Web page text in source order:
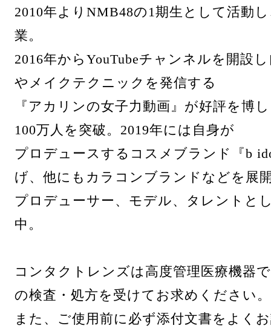
2010年よりNMB48の1期生として活動
業。
2016年からYouTubeチャンネルを開設
やメイクテクニックを発信する
『アカリンの女子力動画』が好評を博
100万人を突破。2019年には自身が
プロデュースするコスメブランド『b
げ、他にもカラコンブランドなどを展
プロデューサー、モデル、タレントと
中。
コンタクトレンズは高度管理医療機器
の検査・処方を受けてお求めください。
また、ご使用前に必ず添付文書をよく